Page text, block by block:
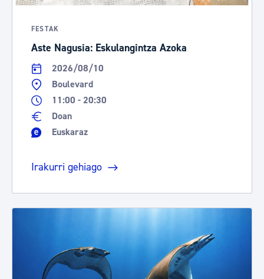
FESTAK
Aste Nagusia: Eskulangintza Azoka
2026/08/10
Boulevard
11:00 - 20:30
Doan
Euskaraz
Irakurri gehiago